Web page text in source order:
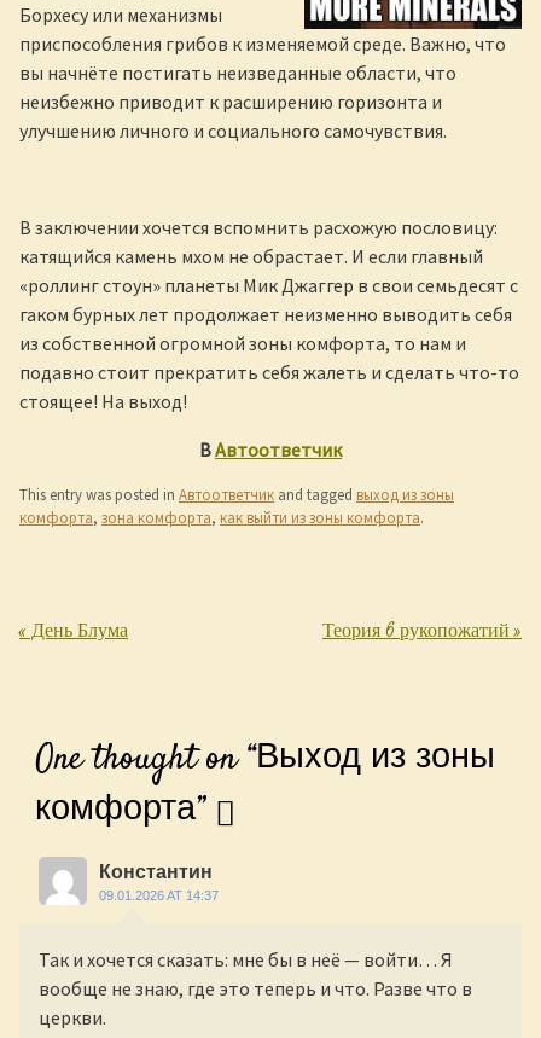
Борхесу или механизмы
приспособления грибов к изменяемой среде. Важно, что
вы начнёте постигать неизведанные области, что
неизбежно приводит к расширению горизонта и
улучшению личного и социального самочувствия.
В заключении хочется вспомнить расхожую пословицу:
катящийся камень мхом не обрастает. И если главный
«роллинг стоун» планеты Мик Джаггер в свои семьдесят с
гаком бурных лет продолжает неизменно выводить себя
из собственной огромной зоны комфорта, то нам и
подавно стоит прекратить себя жалеть и сделать что-то
стоящее! На выход!
ВАвтоответчик
This entry was posted in Автоответчик and tagged выход из зоны
комфорта, зона комфорта, как выйти из зоны комфорта.
Post navigation
«День Блума Теория 6 рукопожатий»
One thought on “Выход из зоны
комфорта”
Константин
09.01.2026 AT 14:37
Так и хочется сказать: мне бы в неё — войти… Я
вообще не знаю, где это теперь и что. Разве что в
церкви.